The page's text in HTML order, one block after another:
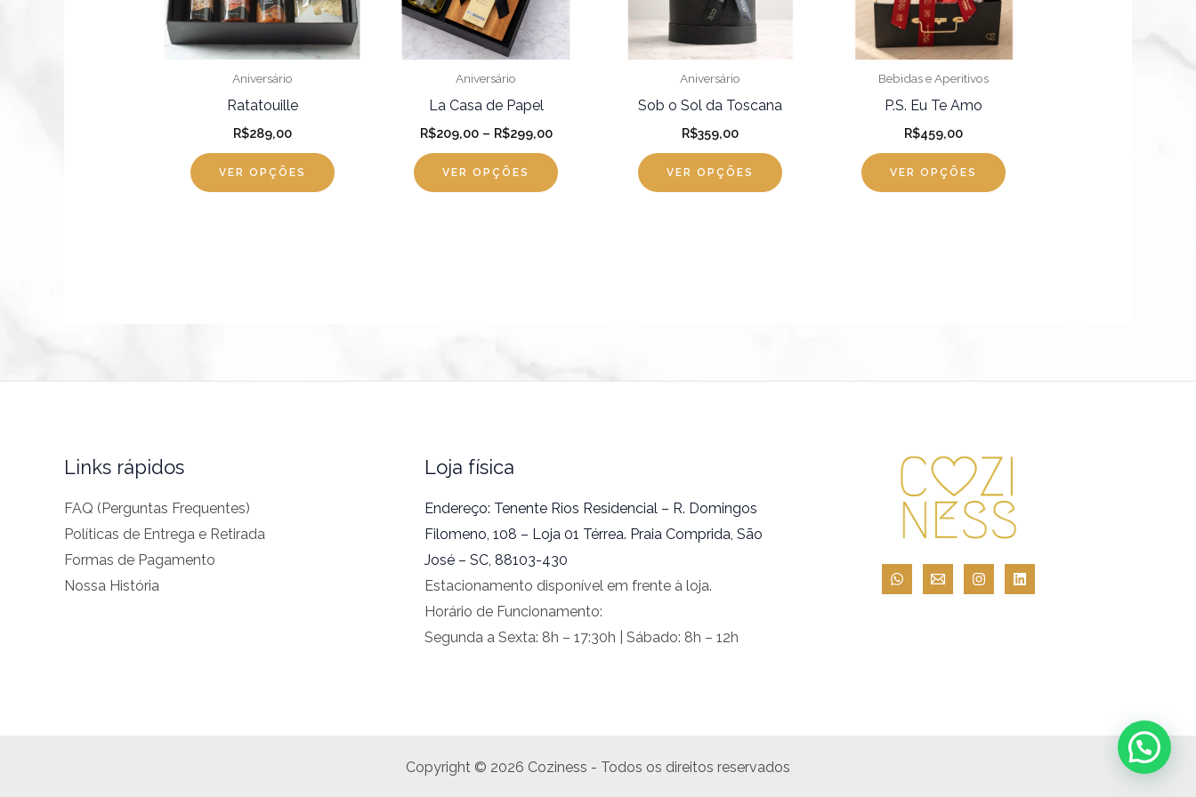
Aniversário
Ratatouille
R$289,00
VER OPÇÕES
opções
podem
do
Aniversário
La Casa de Papel
R$209,00 – R$299,00
VER OPÇÕES
opções
podem
do
Aniversário
Sob o Sol da Toscana
R$359,00
VER OPÇÕES
do
Bebidas e Aperitivos
P.S. Eu Te Amo
R$459,00
VER OPÇÕES
Links rápidos
FAQ (Perguntas Frequentes)
Políticas de Entrega e Retirada
Formas de Pagamento
Nossa História
Loja física
Endereço: Tenente Rios Residencial – R. Domingos
Filomeno, 108 – Loja 01 Térrea. Praia Comprida, São
José – SC, 88103-430
Estacionamento disponível em frente à loja.
Horário de Funcionamento:
Segunda a Sexta: 8h – 17:30h | Sábado: 8h – 12h
Copyright © 2026 Coziness - Todos os direitos reservados